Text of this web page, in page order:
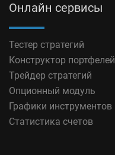
Онлайн сервисы
Тестер стратегий
Конструктор портфелей
Трейдер стратегий
Опционный модуль
Графики инструментов
Статистика счетов